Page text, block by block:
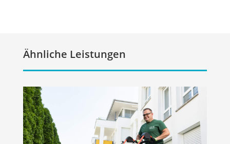
Ähnliche Leistungen